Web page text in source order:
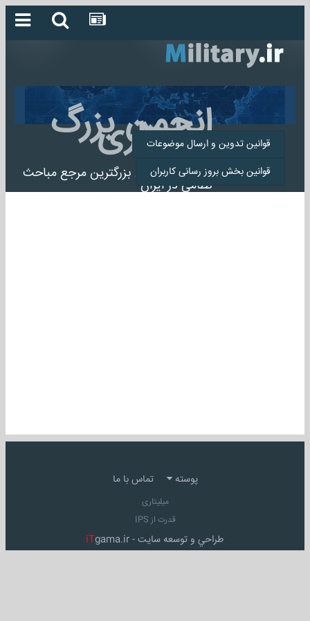
انجمن بزرگ
میلیتاری
انجمن میلیتاری بزرگترین مرجع مباحث
نظامی در ایران
قوانین تدوین و ارسال موضوعات
قوانین بخش بروز رسانی کاربران
پوسته تماس با ما
میلیتاری
قدرت از IPS
طراحي و توسعه سايت - iTgama.ir